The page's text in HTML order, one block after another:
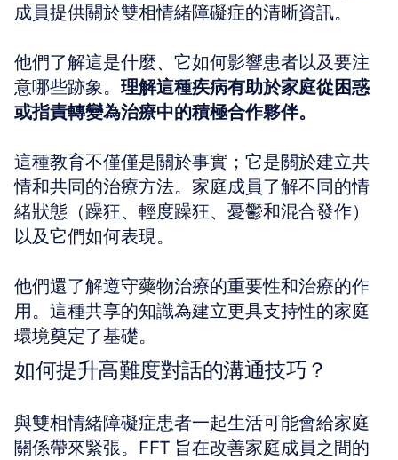
成員提供關於雙相情緒障礙症的清晰資訊。
他們了解這是什麼、它如何影響患者以及要注
意哪些跡象。 理解這種疾病有助於家庭從困惑
或指責轉變為治療中的積極合作夥伴。
這種教育不僅僅是關於事實；它是關於建立共
情和共同的治療方法。家庭成員了解不同的情
緒狀態（躁狂、輕度躁狂、憂鬱和混合發作）
以及它們如何表現。
他們還了解遵守藥物治療的重要性和治療的作
用。這種共享的知識為建立更具支持性的家庭
環境奠定了基礎。
如何提升高難度對話的溝通技巧？
與雙相情緒障礙症患者一起生活可能會給家庭
關係帶來緊張。FFT 旨在改善家庭成員之間的